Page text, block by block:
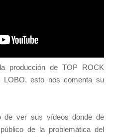
producción de TOP ROCK
LOBO, esto nos comenta su
de ver sus vídeos donde de
de la problemática del